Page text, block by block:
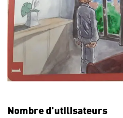
Nombre d’utilisateurs